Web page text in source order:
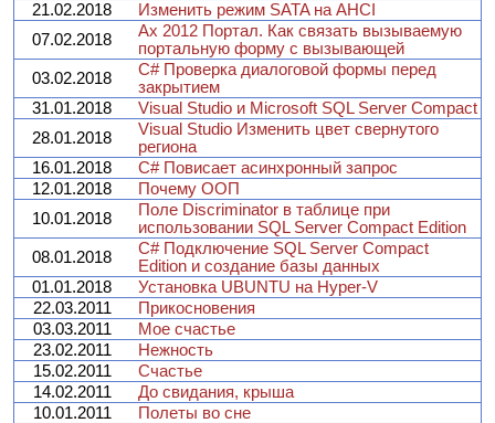
21.02.2018
Изменить режим SATA на AHCI
07.02.2018
Ax 2012 Портал. Как связать вызываемую
портальную форму с вызывающей
03.02.2018
C# Проверка диалоговой формы перед
закрытием
31.01.2018
Visual Studio и Microsoft SQL Server Compact
28.01.2018
Visual Studio Изменить цвет свернутого
региона
16.01.2018
C# Повисает асинхронный запрос
12.01.2018
Почему ООП
10.01.2018
Поле Discriminator в таблице при
использовании SQL Server Compact Edition
08.01.2018
C# Подключение SQL Server Compact
Edition и создание базы данных
01.01.2018
Установка UBUNTU на Hyper-V
22.03.2011
Прикосновения
03.03.2011
Мое счастье
23.02.2011
Нежность
15.02.2011
Счастье
14.02.2011
До свидания, крыша
10.01.2011
Полеты во сне